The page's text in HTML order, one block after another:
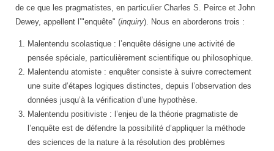
de ce que les pragmatistes, en particulier Charles S. Peirce et John
Dewey, appellent l’"enquête" (inquiry). Nous en aborderons trois :
Malentendu scolastique : l’enquête désigne une activité de
pensée spéciale, particulièrement scientifique ou philosophique.
Malentendu atomiste : enquêter consiste à suivre correctement
une suite d’étapes logiques distinctes, depuis l’observation des
données jusqu’à la vérification d’une hypothèse.
Malentendu positiviste : l’enjeu de la théorie pragmatiste de
l’enquête est de défendre la possibilité d’appliquer la méthode
des sciences de la nature à la résolution des problèmes